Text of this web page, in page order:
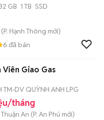
GB 1 TB SSD
(P. Hạnh Thông mới)
6 đã bán
Viên Giao Gas
TM-DV QUỲNH ANH LPG
tháng
An (P. An Phú mới)